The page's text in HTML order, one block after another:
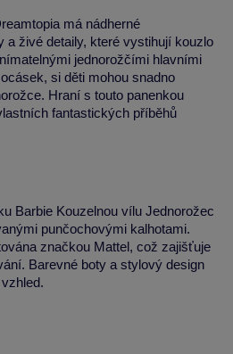
má nádherné
a živé detaily, které vystihují kouzlo
jednorožčími hlavními
si děti mohou snadno
Hraní s touto panenkou
fantastických příběhů
Barbie Kouzelnou vílu Jednorožec
punčochovými kalhotami.
značkou Mattel, což zajišťuje
Barevné boty a stylový design